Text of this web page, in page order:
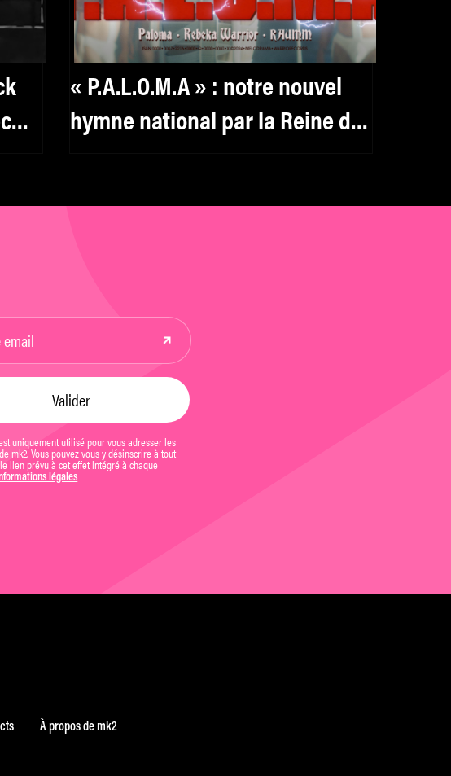
« P.A.L.O.M.A » : notre nouvel
hymne national par la Reine de
uniquement utilisé pour vous adresser les
mk2. Vous pouvez vous y désinscrire à tout
lien prévu à cet effet intégré à chaque
légales
À propos de mk2